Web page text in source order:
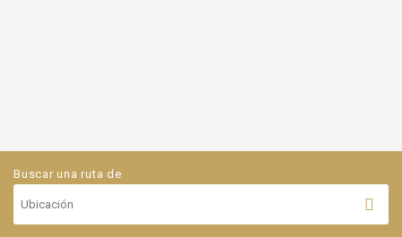
Buscar una ruta de